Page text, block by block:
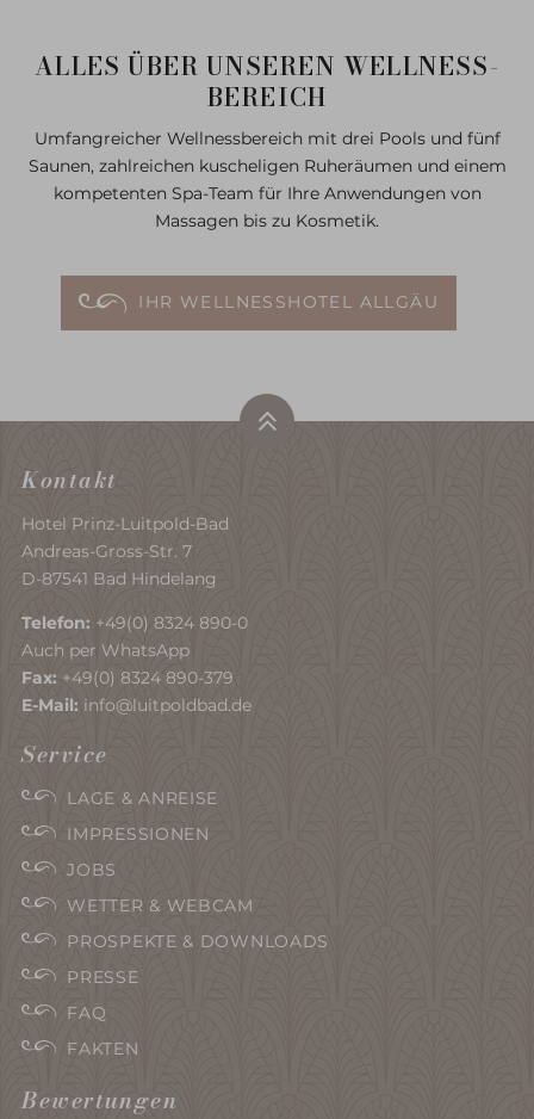
ALLES ÜBER UNSEREN WELLNESS-
BEREICH
Umfangreicher Wellnessbereich mit drei Pools und fünf
Saunen, zahlreichen kuscheligen Ruheräumen und einem
kompetenten Spa-Team für Ihre Anwendungen von
Massagen bis zu Kosmetik.
IHR WELLNESSHOTEL ALLGÄU
Kontakt
Hotel Prinz-Luitpold-Bad
Andreas-Gross-Str. 7
D-87541 Bad Hindelang
Telefon: +49(0) 8324 890-0
Auch per WhatsApp
Fax: +49(0) 8324 890-379
E-Mail: info@luitpoldbad.de
Service
LAGE & ANREISE
IMPRESSIONEN
JOBS
WETTER & WEBCAM
PROSPEKTE & DOWNLOADS
PRESSE
FAQ
FAKTEN
Bewertungen